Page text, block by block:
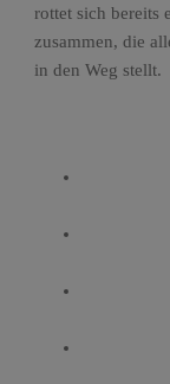
rottet sich bereits
zusammen, die
in den Weg stellt.